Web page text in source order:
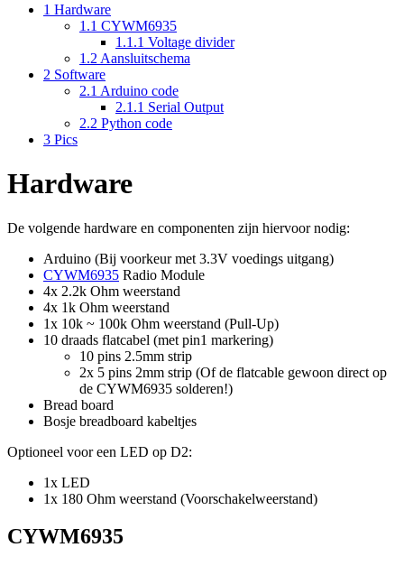
1 Hardware
1.1 CYWM6935
1.1.1 Voltage divider
1.2 Aansluitschema
2 Software
2.1 Arduino code
2.1.1 Serial Output
2.2 Python code
3 Pics
Hardware
De volgende hardware en componenten zijn hiervoor nodig:
Arduino (Bij voorkeur met 3.3V voedings uitgang)
CYWM6935 Radio Module
4x 2.2k Ohm weerstand
4x 1k Ohm weerstand
1x 10k ~ 100k Ohm weerstand (Pull-Up)
10 draads flatcabel (met pin1 markering)
10 pins 2.5mm strip
2x 5 pins 2mm strip (Of de flatcable gewoon direct op
de CYWM6935 solderen!)
Bread board
Bosje breadboard kabeltjes
Optioneel voor een LED op D2:
1x LED
1x 180 Ohm weerstand (Voorschakelweerstand)
CYWM6935